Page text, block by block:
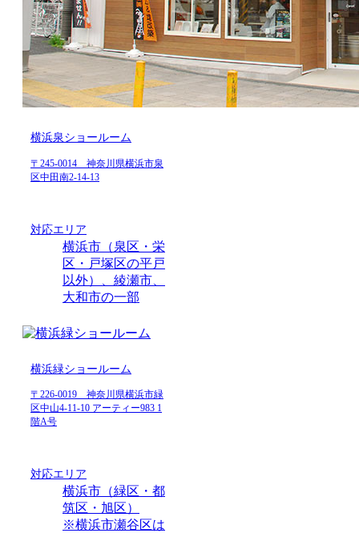
横浜泉ショールーム
〒245-0014 神奈川県横浜市泉
区中田南2-14-13
対応エリア
横浜市（泉区・栄
区・戸塚区の平戸
以外）、綾瀬市、
大和市の一部
横浜緑ショールーム
〒226-0019 神奈川県横浜市緑
区中山4-11-10 アーティー983 1
階A号
対応エリア
横浜市（緑区・都
筑区・旭区）
※横浜市瀬谷区は